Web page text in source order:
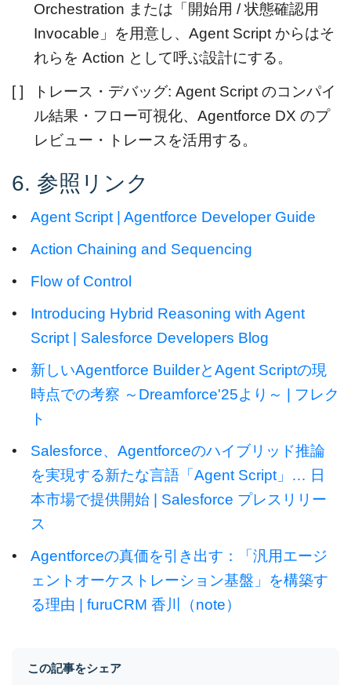
Orchestration または「開始用 / 状態確認用
Invocable」を用意し、Agent Script からはそ
れらを Action として呼ぶ設計にする。
[ ]
トレース・デバッグ: Agent Script のコンパイ
ル結果・フロー可視化、Agentforce DX のプ
レビュー・トレースを活用する。
6. 参照リンク
•
Agent Script | Agentforce Developer Guide
•
Action Chaining and Sequencing
•
Flow of Control
•
Introducing Hybrid Reasoning with Agent
Script | Salesforce Developers Blog
•
新しいAgentforce BuilderとAgent Scriptの現
時点での考察 ～Dreamforce'25より～ | フレク
ト
•
Salesforce、Agentforceのハイブリッド推論
を実現する新たな言語「Agent Script」… 日
本市場で提供開始 | Salesforce プレスリリー
ス
•
Agentforceの真価を引き出す：「汎用エージ
ェントオーケストレーション基盤」を構築す
る理由 | furuCRM 香川（note）
この記事をシェア